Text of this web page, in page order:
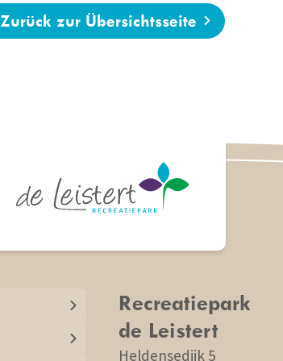
Zurück zur Übersichtsseite
Recreatiepark
de Leistert
Heldensedijk 5